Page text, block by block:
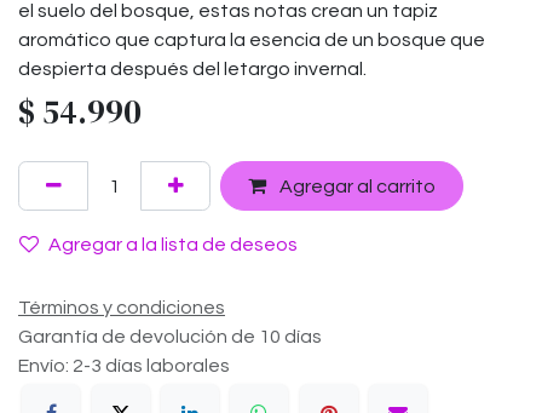
el suelo del bosque, estas notas crean un tapiz
aromático que captura la esencia de un bosque que
despierta después del letargo invernal.
$ 54.990
Agregar al carrito
Agregar a la lista de deseos
Términos y condiciones
Garantía de devolución de 10 días
Envío: 2-3 días laborales